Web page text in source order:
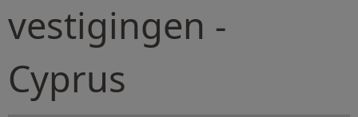
vestigingen -
Cyprus